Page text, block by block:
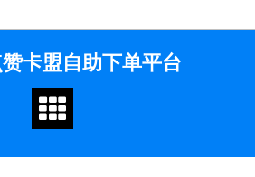
卡盟自助下单平台